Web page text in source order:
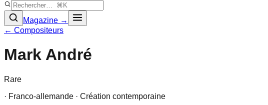
Magazine →
← Compositeurs
Mark André
Rare
· Franco-allemande · Création contemporaine